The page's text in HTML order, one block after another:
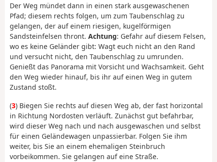
Der Weg mündet dann in einen stark ausgewaschenen
Pfad; diesem rechts folgen, um zum Taubenschlag zu
gelangen, der auf einem riesigen, kugelförmigen
Sandsteinfelsen thront. Achtung: Gefahr auf diesem Felsen,
wo es keine Geländer gibt: Wagt euch nicht an den Rand
und versucht nicht, den Taubenschlag zu umrunden.
Genießt das Panorama mit Vorsicht und Wachsamkeit. Geht
den Weg wieder hinauf, bis ihr auf einen Weg in gutem
Zustand stoßt.
(3) Biegen Sie rechts auf diesen Weg ab, der fast horizontal
in Richtung Nordosten verläuft. Zunächst gut befahrbar,
wird dieser Weg nach und nach ausgewaschen und selbst
für einen Geländewagen unpassierbar. Folgen Sie ihm
weiter, bis Sie an einem ehemaligen Steinbruch
vorbeikommen. Sie gelangen auf eine Straße.